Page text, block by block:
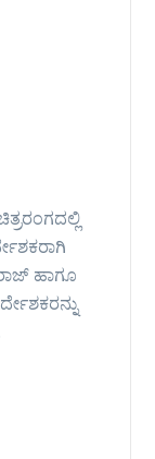
ಹಾಗೂ